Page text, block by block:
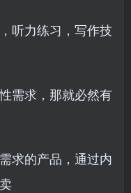
听力练习，写作技
需求，那就必然有
求的产品，通过内